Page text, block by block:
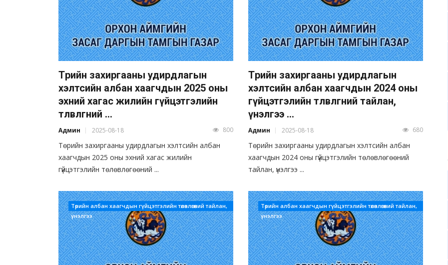
Төрийн захиргааны удирдлагын
хэлтсийн албан хаагчдын 2025 оны
эхний хагас жилийн гүйцэтгэлийн
төлөвлөгөөний ...
Админ 2025-08-18 800
Төрийн захиргааны удирдлагын хэлтсийн албан
хаагчдын 2025 оны эхний хагас жилийн
гүйцэтгэлийн төлөвлөгөөний ...
Төрийн захиргааны удирдлагын
хэлтсийн албан хаагчдын 2024 оны
гүйцэтгэлийн төлөвлөгөөний тайлан,
үнэлгээ ...
Админ 2025-08-18 680
Төрийн захиргааны удирдлагын хэлтсийн албан
хаагчдын 2024 оны гүйцэтгэлийн төлөвлөгөөний
тайлан, үнэлгээ ...
Төрийн албан хаагчдын гүйцэтгэлийн төлөвлөгөөний тайлан,
үнэлгээ
Төрийн албан хаагчдын гүйцэтгэлийн төлөвлөгөөний тайлан,
үнэлгээ